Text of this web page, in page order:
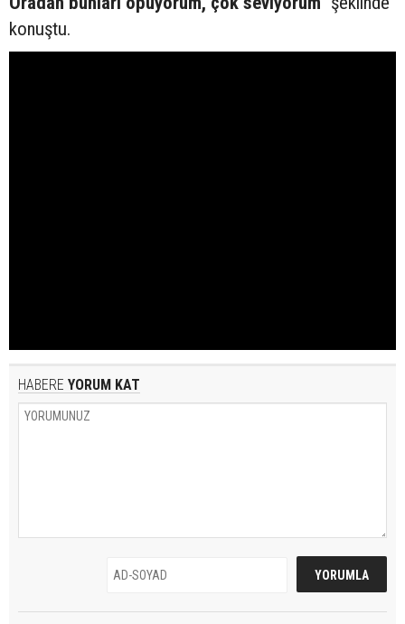
konuştu.
HABERE YORUM KAT